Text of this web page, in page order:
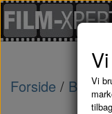
Forside Blu-Vi